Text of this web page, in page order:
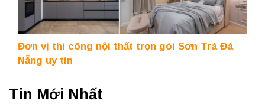
Đơn vị thi công nội thất trọn gói Sơn Trà Đà
Nẵng uy tín
Tin Mới Nhất